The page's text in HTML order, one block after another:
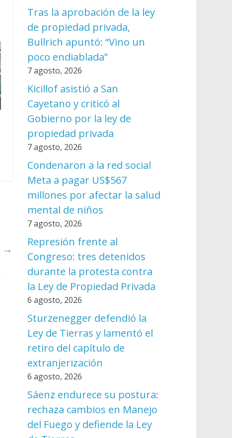
→
Tras la aprobación de la ley
de propiedad privada,
Bullrich apuntó: “Vino un
poco endiablada”
7 agosto, 2026
Kicillof asistió a San
Cayetano y criticó al
Gobierno por la ley de
propiedad privada
7 agosto, 2026
Condenaron a la red social
Meta a pagar US$567
millones por afectar la salud
mental de niños
7 agosto, 2026
Represión frente al
Congreso: tres detenidos
durante la protesta contra
la Ley de Propiedad Privada
6 agosto, 2026
Sturzenegger defendió la
Ley de Tierras y lamentó el
retiro del capítulo de
extranjerización
6 agosto, 2026
Sáenz endurece su postura:
rechaza cambios en Manejo
del Fuego y defiende la Ley